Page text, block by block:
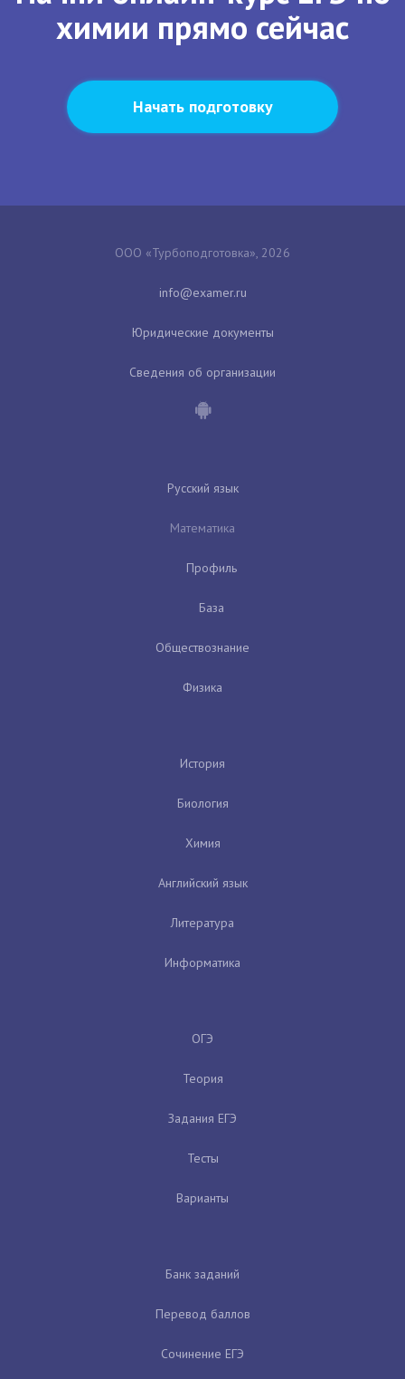
химии прямо сейчас
Начать подготовку
ООО «Турбоподготовка», 2026
Юридические документы
Сведения об организации
Русский язык
Математика
Профиль
База
Обществознание
Физика
История
Биология
Химия
Английский язык
Литература
Информатика
ОГЭ
Теория
Задания ЕГЭ
Тесты
Варианты
Банк заданий
Перевод баллов
Сочинение ЕГЭ